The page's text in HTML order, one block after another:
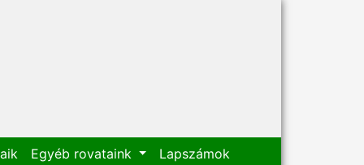
Egyéb rovataink Lapszámok